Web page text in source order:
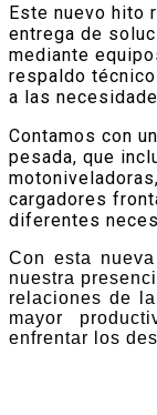
Este nuevo hito
entrega de
mediante
respaldo
a las
Contamos con
pesada, que
cargadores
diferentes
Con esta
nuestra
relaciones de
mayor
enfrentar los